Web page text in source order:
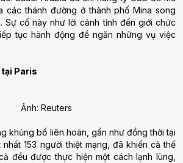
các thánh đường ở thành phố Mina song
Sự cố này như lời cảnh tỉnh đến giới chức
tục hành động để ngăn những vụ việc
tại Paris
Ảnh: Reuters
khủng bố liên hoàn, gần như đồng thời tại
nhất 153 người thiệt mạng, đã khiến cả thế
đều được thực hiện một cách lạnh lùng,